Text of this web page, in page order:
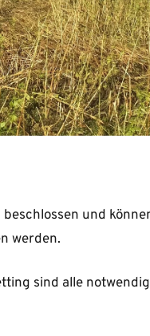
und
werden.
sind alle